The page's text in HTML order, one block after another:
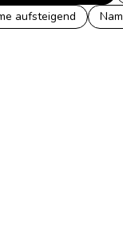
aufsteigend